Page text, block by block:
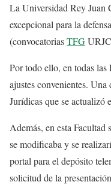
La Universidad Rey Juan
excepcional para la
(convocatoriasTFG
Por todo ello, en todas las
ajustes convenientes.
Jurídicas que se actualizó
Además, en esta Facultad
se modificaba y se
portal para el depósito
solicitud de la